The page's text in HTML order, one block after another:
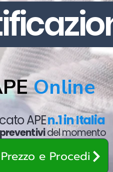
Online
APEn.1 in Italia
e Procedi
del momento